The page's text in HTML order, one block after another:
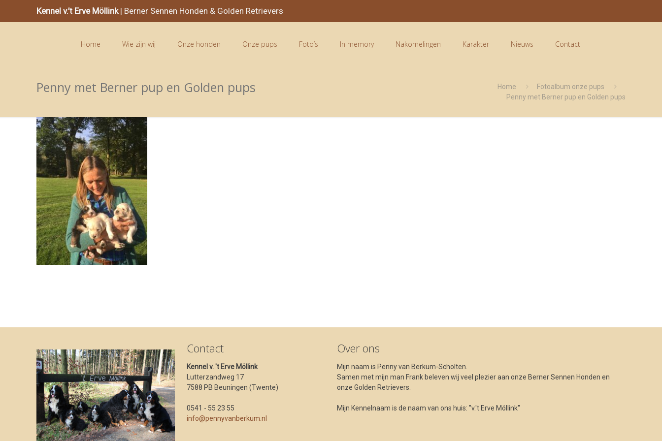
Kennel v.’t Erve Möllink| Berner Sennen Honden & Golden Retrievers
Home Wie zijn wij Onze honden Onze pups Foto’s In memory Nakomelingen Karakter Nieuws Contact
Penny met Berner pup en Golden pups Home
Fotoalbum onze pups
Penny met Berner pup en Golden pups
Contact
Kennel v. 't Erve Möllink
Lutterzandweg 17
7588 PB Beuningen (Twente)
0541 - 55 23 55
info@pennyvanberkum.nl
Over ons
Mijn naam is Penny van Berkum-Scholten.
Samen met mijn man Frank beleven wij veel plezier aan onze Berner Sennen Honden en
onze Golden Retrievers.
Mijn Kennelnaam is de naam van ons huis: "v.'t Erve Möllink"